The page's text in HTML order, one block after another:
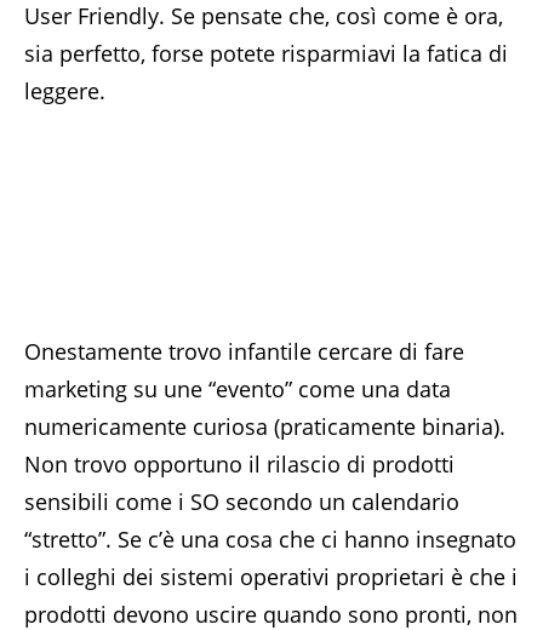
User Friendly. Se pensate che, così come è ora,
sia perfetto, forse potete risparmiavi la fatica di
leggere.
Onestamente trovo infantile cercare di fare
marketing su une “evento” come una data
numericamente curiosa (praticamente binaria).
Non trovo opportuno il rilascio di prodotti
sensibili come i SO secondo un calendario
“stretto”. Se c’è una cosa che ci hanno insegnato
i colleghi dei sistemi operativi proprietari è che i
prodotti devono uscire quando sono pronti, non